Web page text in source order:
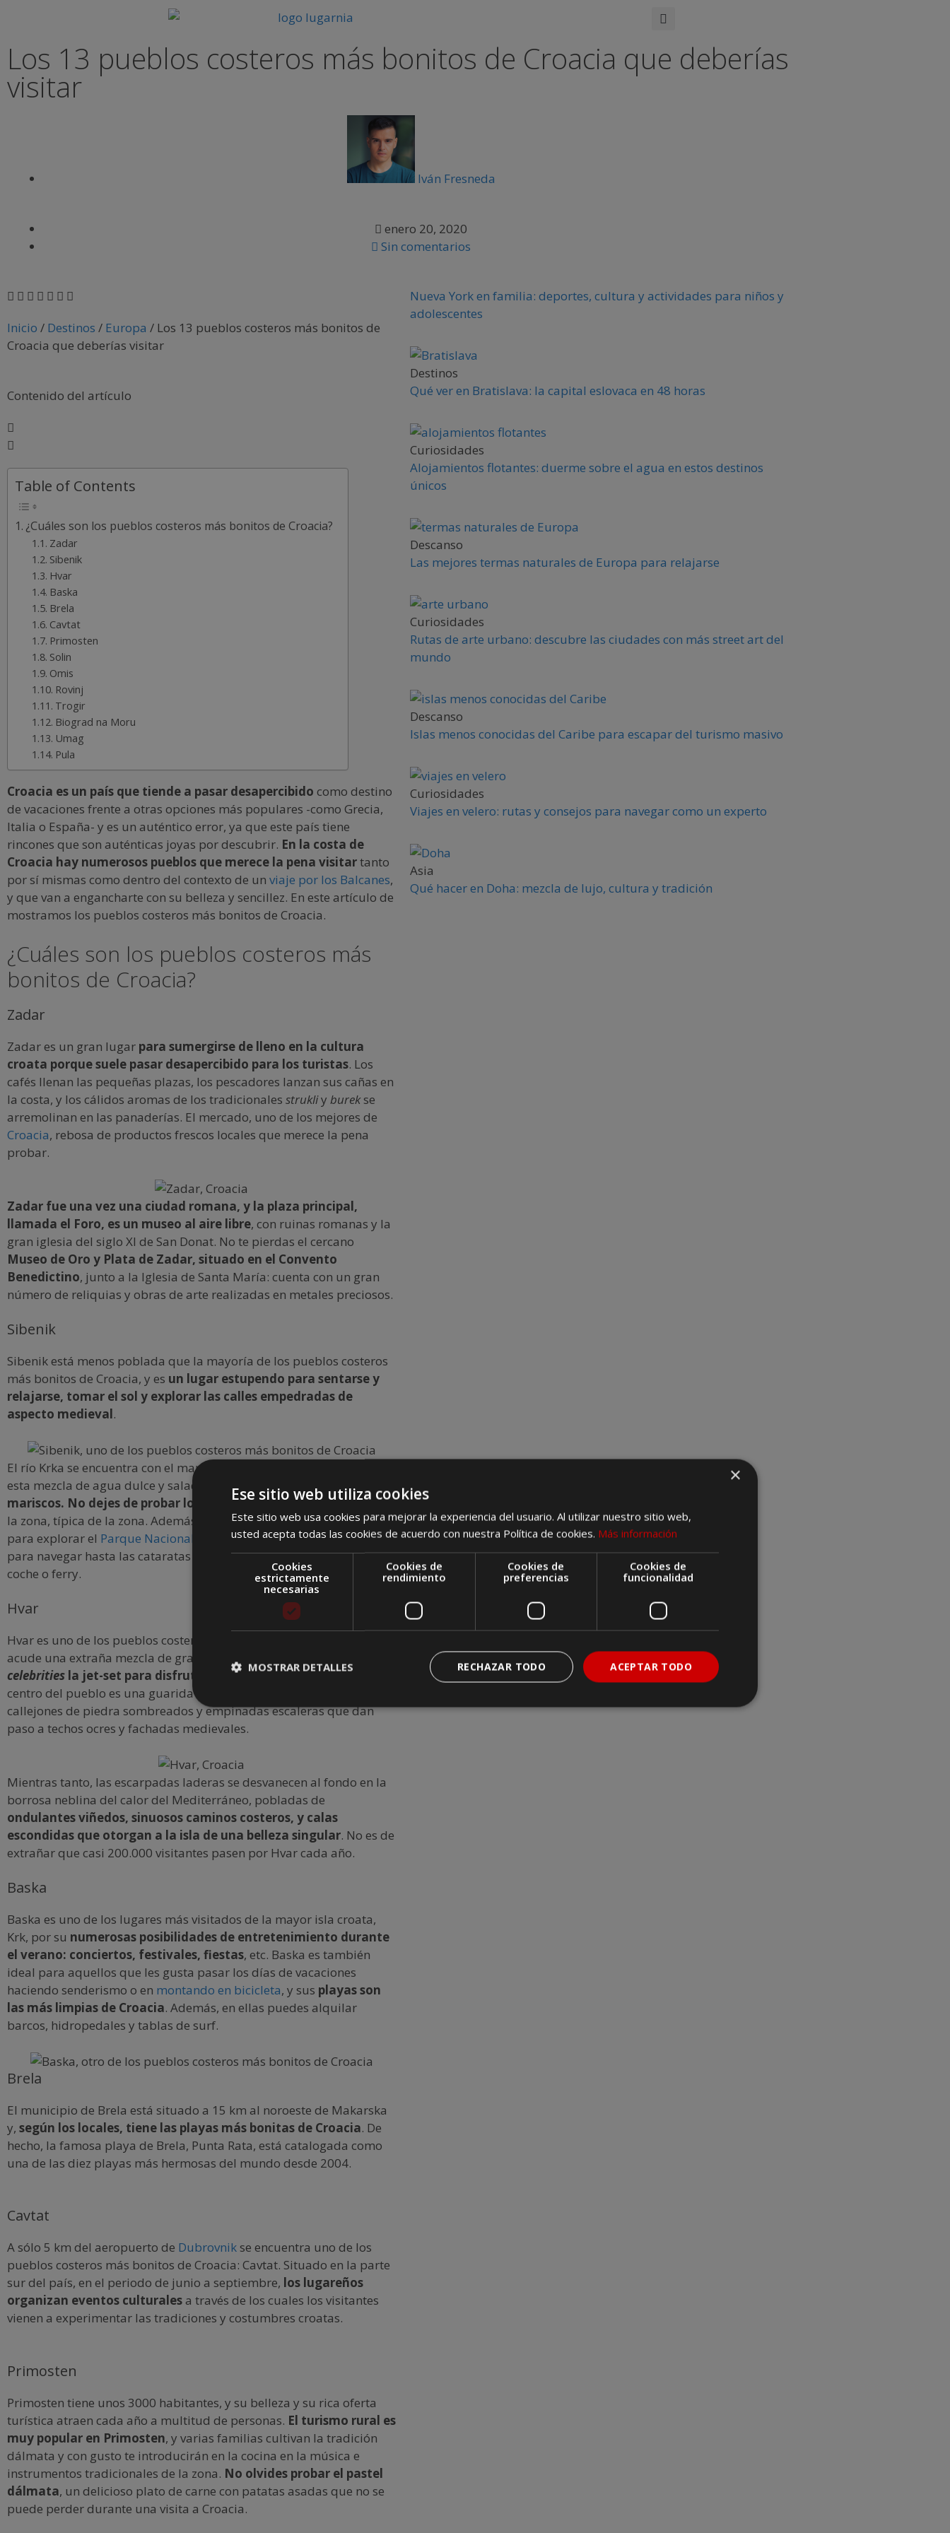
Los 13 pueblos costeros más bonitos de Croacia que deberías
visitar
Iván Fresneda
enero 20, 2020
Sin comentarios
Inicio / Destinos / Europa / Los 13 pueblos costeros más bonitos de
Croacia que deberías visitar
Contenido del artículo
Table of Contents
¿Cuáles son los pueblos costeros más bonitos de Croacia?
Zadar
Sibenik
Hvar
Baska
Brela
Cavtat
Primosten
Solin
Omis
Rovinj
Trogir
Biograd na Moru
Umag
Pula
Croacia es un país que tiende a pasar desapercibido como destino
de vacaciones frente a otras opciones más populares -como Grecia,
Italia o España- y es un auténtico error, ya que este país tiene
rincones que son auténticas joyas por descubrir. En la costa de
Croacia hay numerosos pueblos que merece la pena visitartanto
por sí mismas como dentro del contexto de un viaje por los Balcanes,
y que van a engancharte con su belleza y sencillez. En este artículo de
mostramos los pueblos costeros más bonitos de Croacia.
¿Cuáles son los pueblos costeros más
bonitos de Croacia?
Zadar
Zadar es un gran lugar para sumergirse de lleno en la cultura
croata porque suele pasar desapercibido para los turistas. Los
cafés llenan las pequeñas plazas, los pescadores lanzan sus cañas en
la costa, y los cálidos aromas de los tradicionales strukliy burekse
arremolinan en las panaderías. El mercado, uno de los mejores de
Croacia, rebosa de productos frescos locales que merece la pena
probar.
Zadar fue una vez una ciudad romana, y la plaza principal,
llamada el Foro, es un museo al aire libre, con ruinas romanas y la
gran iglesia del siglo XI de San Donat. No te pierdas el cercano
Museo de Oro y Plata de Zadar, situado en el Convento
Benedictino, junto a la Iglesia de Santa María: cuenta con un gran
número de reliquias y obras de arte realizadas en metales preciosos.
Sibenik
Sibenik está menos poblada que la mayoría de los pueblos costeros
más bonitos de Croacia, y es un lugar estupendo para sentarse y
relajarse, tomar el sol y explorar las calles empedradas de
aspecto medieval.
El río Krka se encuentra con el mar Adriático en la bahía de Sibenik, y
esta mezcla de agua dulce y salada es el e
ntorno perfecto para los
mariscos. No dejes de probar los mejillones con salsa buzarade
la zona, típica de la zona. Además, Sibenik sirve como una gran base
para explorar el Parque Nacional de Krka. Puedes alquilar un velero
para navegar hasta las cataratas del parque; o acceder en autobús,
coche o ferry.
Hvar
Hvar es uno de los pueblos costeros más bonitos de Croacia al que
acude una extraña mezcla de granjeros italianos rústicos y
celebrities la jet-set para disfrutar de su belleza y tranquilidad
centro del pueblo es una guarida de plazas de mármol brillante,
callejones de piedra sombreados y empinadas escaleras que dan
paso a techos ocres y fachadas medievales.
Mientras tanto, las escarpadas laderas se desvanecen al fondo en la
borrosa neblina del calor del Mediterráneo, pobladas de
ondulantes viñedos, sinuosos caminos costeros, y calas
escondidas que otorgan a la isla de una belleza singular. No es de
extrañar que casi 200.000 visitantes pasen por Hvar cada año.
Baska
Baska es uno de los lugares más visitados de la mayor isla croata,
Krk, por su numerosas posibilidades de entretenimiento durante
el verano: conciertos, festivales, fiestas, etc. Baska es también
ideal para aquellos que les gusta pasar los días de vacaciones
haciendo senderismo o en montando en bicicleta, y sus playas son
las más limpias de Croacia. Además, en ellas puedes alquilar
barcos, hidropedales y tablas de surf.
Brela
El municipio de Brela está situado a 15 km al noroeste de Makarska
y, según los locales, tiene las playas más bonitas de Croacia. De
hecho, la famosa playa de Brela, Punta Rata, está catalogada como
una de las diez playas más hermosas del mundo desde 2004.
Cavtat
A sólo 5 km del aeropuerto de Dubrovnik se encuentra uno de los
pueblos costeros más bonitos de Croacia: Cavtat. Situado en la parte
sur del país, en el periodo de junio a septiembre, los lugareños
organizan eventos culturalesa través de los cuales los visitantes
vienen a experimentar las tradiciones y costumbres croatas.
Primosten
Primosten tiene unos 3000 habitantes, y su belleza y su rica oferta
turística atraen cada año a multitud de personas. El turismo rural es
muy popular en Primosten, y varias familias cultivan la tradición
dálmata y con gusto te introducirán en la cocina en la música e
instrumentos tradicionales de la zona. No olvides probar el pastel
dálmata, un delicioso plato de carne con patatas asadas que no se
puede perder durante una visita a Croacia.
Nueva York en familia: deportes, cultura y actividades para niños y
adolescentes
Destinos
Qué ver en Bratislava: la capital eslovaca en 48 horas
Curiosidades
Alojamientos flotantes: duerme sobre el agua en estos destinos
únicos
Descanso
Las mejores termas naturales de Europa para relajarse
Curiosidades
Rutas de arte urbano: descubre las ciudades con más street art del
mundo
Descanso
Islas menos conocidas del Caribe para escapar del turismo masivo
Curiosidades
Viajes en velero: rutas y consejos para navegar como un experto
Asia
Qué hacer en Doha: mezcla de lujo, cultura y tradición
×
Ese sitio web utiliza cookies
Este sitio web usa cookies para mejorar la experiencia del usuario. Al utilizar nuestro sitio web,
usted acepta todas las cookies de acuerdo con nuestra Política de cookies. Más información
Cookies
estrictamente
necesarias
Cookies de
rendimiento
Cookies de
preferencias
Cookies de
funcionalidad
ACEPTAR TODO
RECHAZAR TODO
MOSTRAR DETALLES